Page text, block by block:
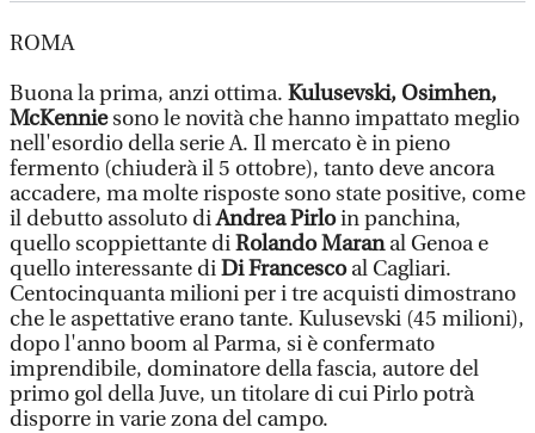
ROMA
Buona la prima, anzi ottima. Kulusevski, Osimhen,
McKenniesono le novità che hanno impattato meglio
nell'esordio della serie A. Il mercato è in pieno
fermento (chiuderà il 5 ottobre), tanto deve ancora
accadere, ma molte risposte sono state positive, come
il debutto assoluto diAndrea Pirloin panchina,
quello scoppiettante diRolando Maranal Genoa e
quello interessante diDi Francescoal Cagliari.
Centocinquanta milioni per i tre acquisti dimostrano
che le aspettative erano tante. Kulusevski (45 milioni),
dopo l'anno boom al Parma, si è confermato
imprendibile, dominatore della fascia, autore del
primo gol della Juve, un titolare di cui Pirlo potrà
disporre in varie zona del campo.